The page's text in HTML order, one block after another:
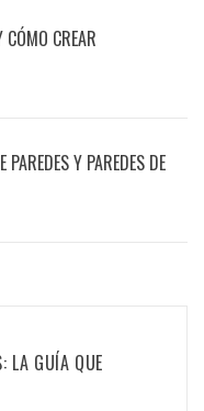
CREAR
Y PAREDES DE
LA GUÍA QUE